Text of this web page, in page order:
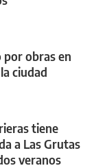
obras en
ciudad
tiene
a Las Grutas
veranos